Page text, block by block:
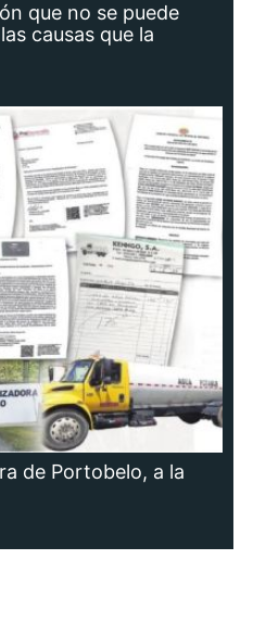
que no se puede
causas que la
de Portobelo, a la